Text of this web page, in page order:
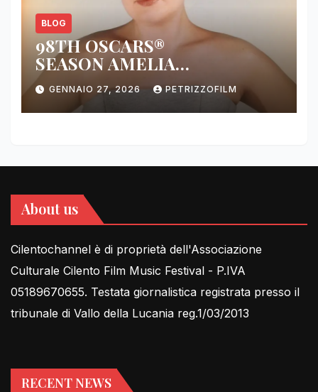
BLOG
98TH OSCARS®
SEASON AMELIA
DIMOLDENBERG RETURNS
FOR THIRD YEAR
GENNAIO 27, 2026 PETRIZZOFILM
About us
Cilentochannel è di proprietà dell'Associazione
Culturale Cilento Film Music Festival - P.IVA
05189670655. Testata giornalistica registrata presso il
tribunale di Vallo della Lucania reg.1/03/2013
RECENT NEWS